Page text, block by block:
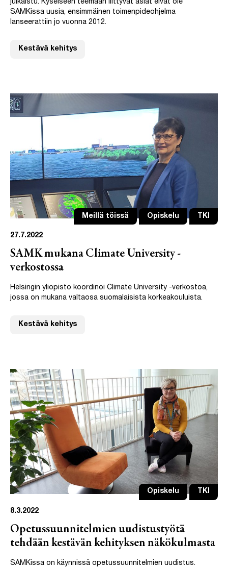
julkaistu. Kyseiseen teemaan liittyvät asiat eivät ole
SAMKissa uusia, ensimmäinen toimenpideohjelma
lanseerattiin jo vuonna 2012.
Kestävä kehitys
Meillä töissä Opiskelu TKI
27.7.2022
SAMK mukana Climate University -
verkostossa
Helsingin yliopisto koordinoi Climate University -verkostoa,
jossa on mukana valtaosa suomalaisista korkeakouluista.
Kestävä kehitys
Opiskelu TKI
8.3.2022
Opetussuunnitelmien uudistustyötä
tehdään kestävän kehityksen näkökulmasta
SAMKissa on käynnissä opetussuunnitelmien uudistus.